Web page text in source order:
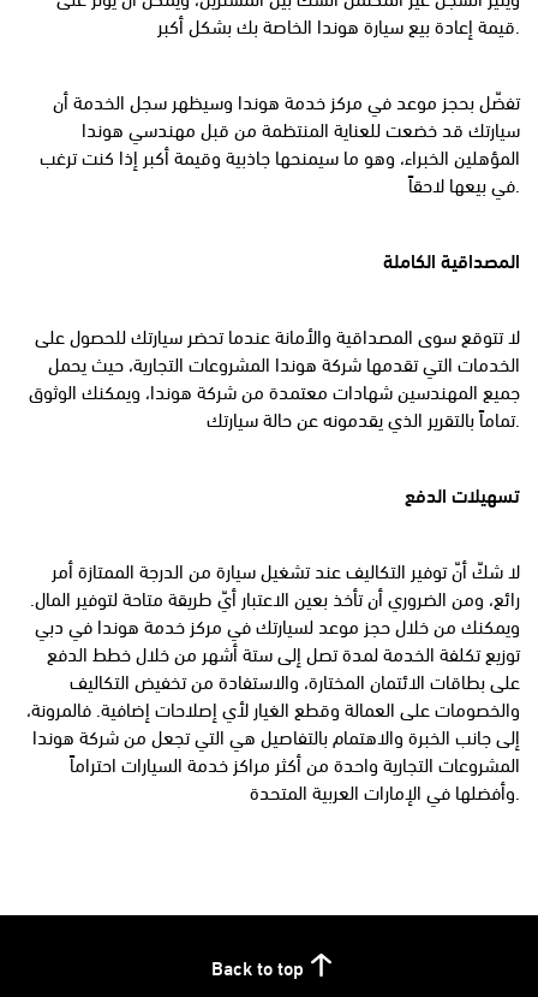
قيمة إعادة بيع سيارة هوندا الخاصة بك بشكل أكبر.
تفضّل بحجز موعد في مركز خدمة هوندا وسيظهر سجل الخدمة أن
سيارتك قد خضعت للعناية المنتظمة من قبل مهندسي هوندا
المؤهلين الخبراء، وهو ما سيمنحها جاذبية وقيمة أكبر إذا كنت ترغب
في بيعها لاحقاً.
المصداقية الكاملة
لا تتوقع سوى المصداقية والأمانة عندما تحضر سيارتك للحصول على
الخدمات التي تقدمها شركة هوندا المشروعات التجارية، حيث يحمل
جميع المهندسين شهادات معتمدة من شركة هوندا، ويمكنك الوثوق
تماماً بالتقرير الذي يقدمونه عن حالة سيارتك.
تسهيلات الدفع
لا شكّ أنّ توفير التكاليف عند تشغيل سيارة من الدرجة الممتازة أمر
رائع، ومن الضروري أن تأخذ بعين الاعتبار أيّ طريقة متاحة لتوفير المال.
ويمكنك من خلال حجز موعد لسيارتك في مركز خدمة هوندا في دبي
توزيع تكلفة الخدمة لمدة تصل إلى ستة أشهر من خلال خطط الدفع
على بطاقات الائتمان المختارة، والاستفادة من تخفيض التكاليف
والخصومات على العمالة وقطع الغيار لأي إصلاحات إضافية. فالمرونة،
إلى جانب الخبرة والاهتمام بالتفاصيل هي التي تجعل من شركة هوندا
المشروعات التجارية واحدة من أكثر مراكز خدمة السيارات احتراماً
وأفضلها في الإمارات العربية المتحدة.
Back to top